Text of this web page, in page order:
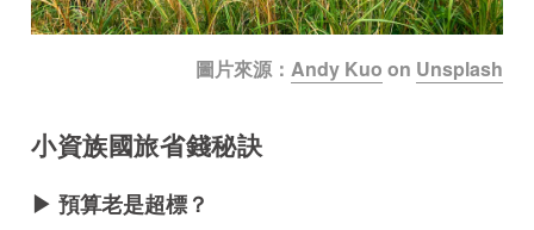
圖片來源： Andy Kuo on Unsplash
小資族國旅省錢秘訣
▶ 預算老是超標？